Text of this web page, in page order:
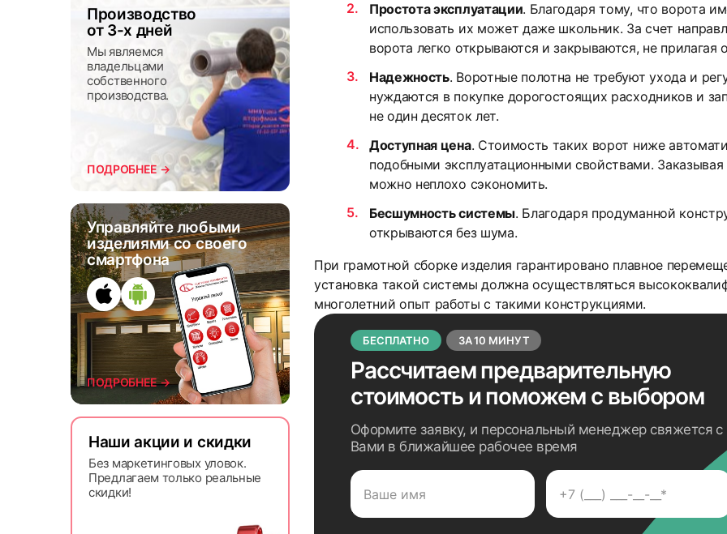
Производство
от 3-х дней
Мы являемся
владельцами
собственного
производства.
ПОДРОБНЕЕ →
Управляйте любыми
изделиями со своего
смартфона
ПОДРОБНЕЕ →
Наши акции и скидки
Без маркетинговых уловок.
Предлагаем только реальные
скидки!
Простота эксплуатации. Благодаря тому, что ворота
использовать их может даже школьник. За счет
ворота легко открываются и закрываются, не прилагая
Надежность. Воротные полотна не требуют ухода и
нуждаются в покупке дорогостоящих расходников и
не один десяток лет.
Доступная цена. Стоимость таких ворот ниже
подобными эксплуатационными свойствами.
можно неплохо сэкономить.
Бесшумность системы. Благодаря продуманной
открываются без шума.
При грамотной сборке изделия гарантировано плавное
установка такой системы должна осуществляться
многолетний опыт работы с такими конструкциями.
БЕСПЛАТНО ЗА 10 МИНУТ
Рассчитаем предварительную
стоимость и поможем с выбором
Оформите заявку, и персональный менеджер свяжется с
Вами в ближайшее рабочее время